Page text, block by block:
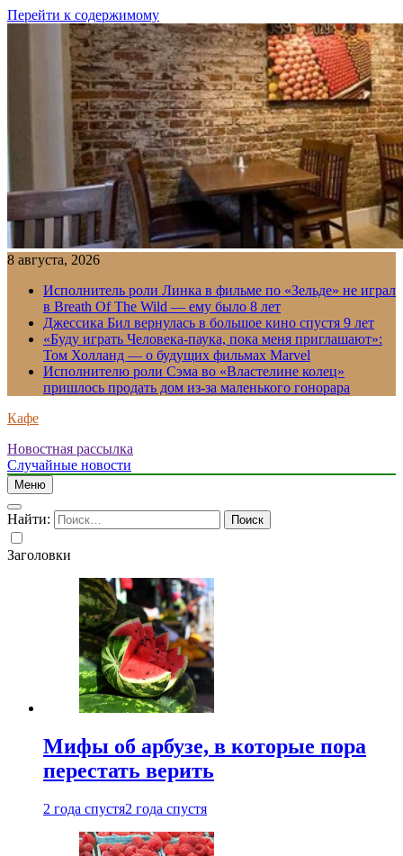
Перейти к содержимому
8 августа, 2026
Исполнитель роли Линка в фильме по «Зельде» не играл
в Breath Of The Wild — ему было 8 лет
Джессика Бил вернулась в большое кино спустя 9 лет
«Буду играть Человека-паука, пока меня приглашают»:
Том Холланд — о будущих фильмах Marvel
Исполнителю роли Сэма во «Властелине колец»
пришлось продать дом из-за маленького гонорара
Кафе
Новостная рассылка
Случайные новости
Меню
Найти:
Заголовки
Мифы об арбузе, в которые пора
перестать верить
2 года спустя2 года спустя